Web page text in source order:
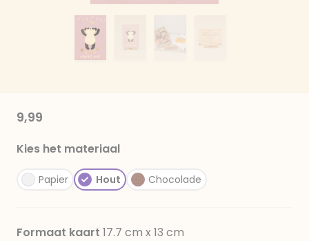
9,99
Kies het materiaal
Papier Hout Chocolade
Formaat kaart 17.7 cm x 13 cm